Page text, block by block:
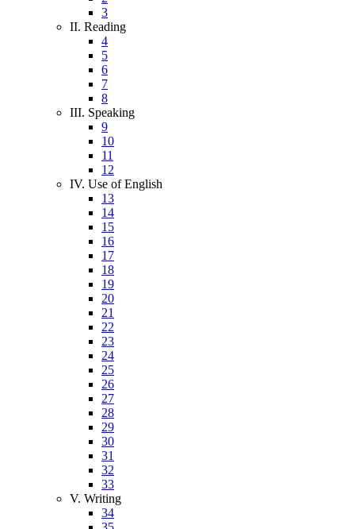
3
II. Reading
4
5
6
7
8
III. Speaking
9
10
11
12
IV. Use of English
13
14
15
16
17
18
19
20
21
22
23
24
25
26
27
28
29
30
31
32
33
V. Writing
34